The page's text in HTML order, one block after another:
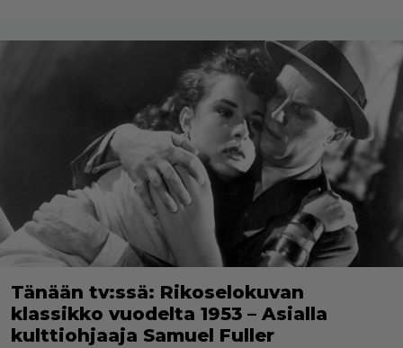
Tänään tv:ssä: Rikoselokuvan
klassikko vuodelta 1953 – Asialla
kulttiohjaaja Samuel Fuller